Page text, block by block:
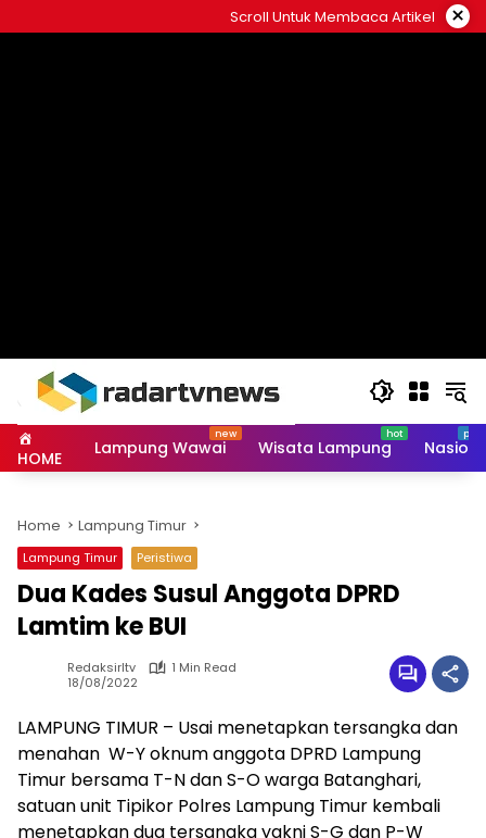
to
Scroll Untuk Membaca Artikel ×
HOME Lampung Wawai Wisata Lampung
Home Lampung Timur
Lampung Timur Peristiwa
Dua Kades Susul Anggota DPRD
Lamtim ke BUI
Redaksirltv
1 Min Read
18/08/2022
LAMPUNG TIMUR – Usai menetapkan tersangka dan
menahan W-Y oknum anggota DPRD Lampung
Timur bersama T-N dan S-O warga Batanghari,
satuan unit Tipikor Polres Lampung Timur kembali
menetapkan dua tersangka yakni S-G dan P-W